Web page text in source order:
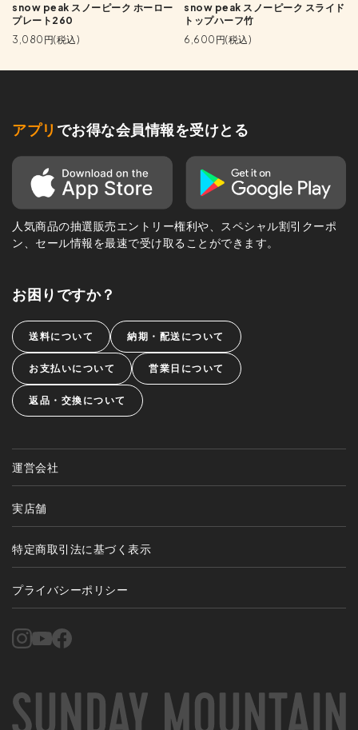
snow peak スノーピーク ホーロー
プレート260
3,080円(税込)
snow peak スノーピーク スライド
トップハーフ竹
6,600円(税込)
アプリ でお得な会員情報を受けとる
人気商品の抽選販売エントリー権利や、スペシャル割引クーポ
ン、セール情報を最速で受け取ることができます。
お困りですか？
送料について 納期・配送について
お支払いについて 営業日について
返品・交換について
運営会社
実店舗
特定商取引法に基づく表示
プライバシーポリシー